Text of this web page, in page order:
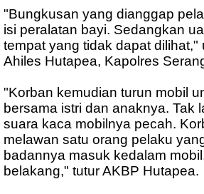
"Bungkusan yang dianggap
isi peralatan bayi. Sedangkan
tempat yang tidak dapat dilihat,"
Ahiles Hutapea, Kapolres
"Korban kemudian turun mobil
bersama istri dan anaknya. Tak
suara kaca mobilnya pecah.
melawan satu orang pelaku
badannya masuk kedalam
belakang," tutur AKBP Hutapea.